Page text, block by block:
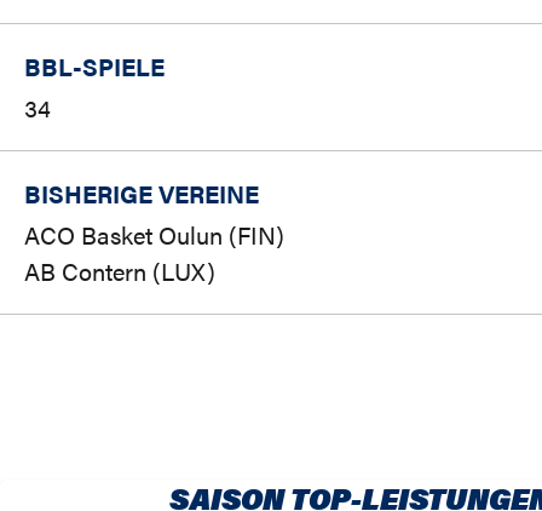
BBL-SPIELE
34
BISHERIGE VEREINE
ACO Basket Oulun (FIN)
AB Contern (LUX)
SAISON TOP-